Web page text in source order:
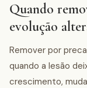
Quando
evolução
Remover por
quando a lesão
crescimento,